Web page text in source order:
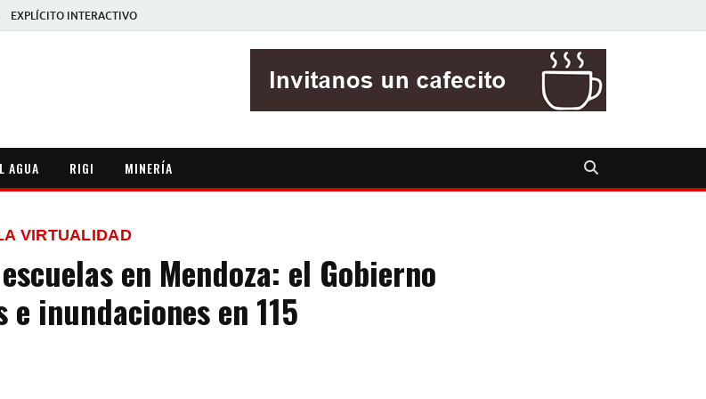
EXPLÍCITO INTERACTIVO
AGUA RIGI MINERÍA
VIRTUALIDAD
en Mendoza: el Gobierno
inundaciones en 115